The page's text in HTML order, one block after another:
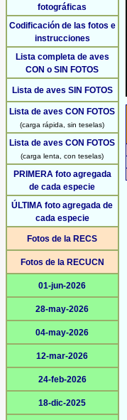
fotográficas
Codificación de las fotos e
instrucciones
Lista completa de aves
CON o SIN FOTOS
Lista de aves SIN FOTOS
Lista de aves CON FOTOS
(carga rápida, sin teselas)
Lista de aves CON FOTOS
(carga lenta, con teselas)
PRIMERA foto agregada
de cada especie
ÚLTIMA foto agregada de
cada especie
Fotos de la RECS
Fotos de la RECUCN
01-jun-2026
28-may-2026
04-may-2026
12-mar-2026
24-feb-2026
18-dic-2025